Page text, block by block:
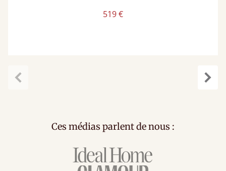
519 €
Ces médias parlent de nous :